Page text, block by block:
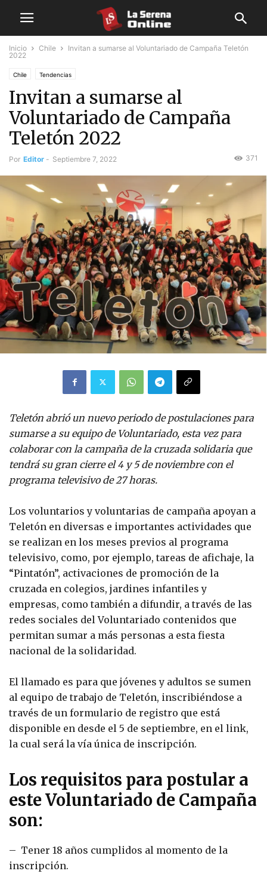
Inicio Chile
Invitan a sumarse al Voluntariado de Campaña Teletón
2022
Chile Tendencias
Invitan a sumarse al
Voluntariado de Campaña
Teletón 2022
Por Editor - Septiembre 7, 2022 371
Teletón abrió un nuevo periodo de postulaciones para
sumarse a su equipo de Voluntariado, esta vez para
colaborar con la campaña de la cruzada solidaria que
tendrá su gran cierre el 4 y 5 de noviembre con el
programa televisivo de 27 horas.
Los voluntarios y voluntarias de campaña apoyan a
Teletón en diversas e importantes actividades que
se realizan en los meses previos al programa
televisivo, como, por ejemplo, tareas de afichaje, la
“Pintatón”, activaciones de promoción de la
cruzada en colegios, jardines infantiles y
empresas, como también a difundir, a través de las
redes sociales del Voluntariado contenidos que
permitan sumar a más personas a esta fiesta
nacional de la solidaridad.
El llamado es para que jóvenes y adultos se sumen
al equipo de trabajo de Teletón, inscribiéndose a
través de un formulario de registro que está
disponible en desde el 5 de septiembre, en el link,
la cual será la vía única de inscripción.
Los requisitos para postular a
este Voluntariado de Campaña
son:
– Tener 18 años cumplidos al momento de la
inscripción.